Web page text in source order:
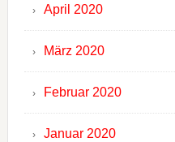
April 2020
März 2020
Februar 2020
Januar 2020